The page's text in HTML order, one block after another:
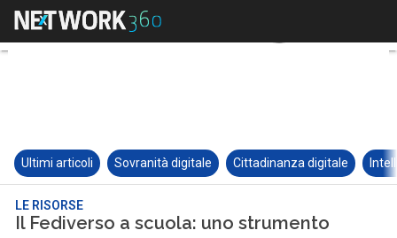
Ultimi articoli Sovranità digitale Cittadinanza digitale
LE RISORSE
Il Fediverso a scuola: uno strumento